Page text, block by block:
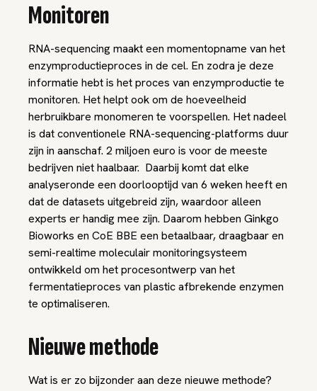
Monitoren
RNA-sequencing maakt een momentopname van het
enzymproductieproces in de cel. En zodra je deze
informatie hebt is het proces van enzymproductie te
monitoren. Het helpt ook om de hoeveelheid
herbruikbare monomeren te voorspellen. Het nadeel
is dat conventionele RNA-sequencing-platforms duur
zijn in aanschaf. 2 miljoen euro is voor de meeste
bedrijven niet haalbaar. Daarbij komt dat elke
analyseronde een doorlooptijd van 6 weken heeft en
dat de datasets uitgebreid zijn, waardoor alleen
experts er handig mee zijn. Daarom hebben Ginkgo
Bioworks en CoE BBE een betaalbaar, draagbaar en
semi-realtime moleculair monitoringsysteem
ontwikkeld om het procesontwerp van het
fermentatieproces van plastic afbrekende enzymen
te optimaliseren.
Nieuwe methode
Wat is er zo bijzonder aan deze nieuwe methode?